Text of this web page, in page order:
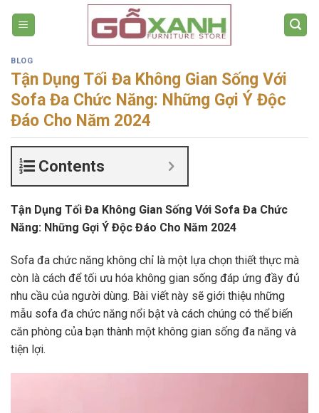
dungBLOG
Tận Dụng Tối Đa Không Gian Sống Với
Sofa Đa Chức Năng: Những Gợi Ý Độc
Đáo Cho Năm 2024
Contents
Tận Dụng Tối Đa Không Gian Sống Với Sofa Đa Chức
Năng: Những Gợi Ý Độc Đáo Cho Năm 2024
Sofa đa chức năng không chỉ là một lựa chọn thiết thực mà
còn là cách để tối ưu hóa không gian sống đáp ứng đầy đủ
nhu cầu của người dùng. Bài viết này sẽ giới thiệu những
mẫu sofa đa chức năng nổi bật và cách chúng có thể biến
căn phòng của bạn thành một không gian sống đa năng và
tiện lợi.